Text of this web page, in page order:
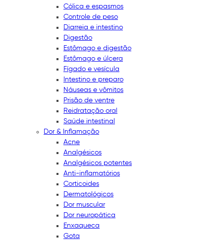
Cólica e espasmos
Controle de peso
Diarreia e intestino
Digestão
Estômago e digestão
Estômago e úlcera
Fígado e vesícula
Intestino e preparo
Náuseas e vômitos
Prisão de ventre
Reidratação oral
Saúde intestinal
Dor & Inflamação
Acne
Analgésicos
Analgésicos potentes
Anti-inflamatórios
Corticoides
Dermatológicos
Dor muscular
Dor neuropática
Enxaqueca
Gota